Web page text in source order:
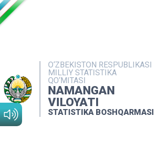
O‘ZBEKISTON RESPUBLIKASI
MILLIY STATISTIKA
QO‘MITASI
NAMANGAN
VILOYATI
STATISTIKA BOSHQARMASI
NASHRLAR
INTERAKTIV XIZMATLAR
MATBUOT XIZMATI
MUROJAATLAR